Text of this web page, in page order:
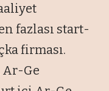
fazlası start-
firması.
Ge